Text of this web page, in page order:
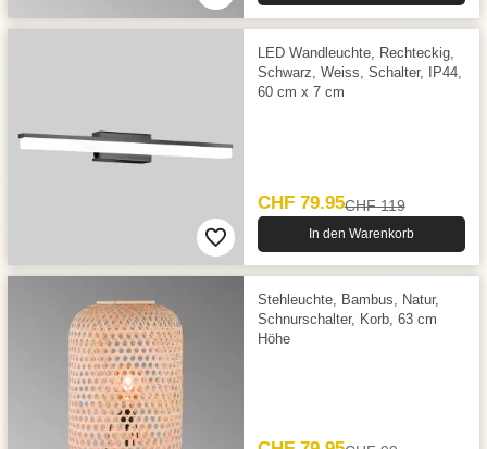
LED Wandleuchte, Rechteckig,
Schwarz, Weiss, Schalter, IP44,
60 cm x 7 cm
CHF 79.95CHF 119
In den Warenkorb
Stehleuchte, Bambus, Natur,
Schnurschalter, Korb, 63 cm
Höhe